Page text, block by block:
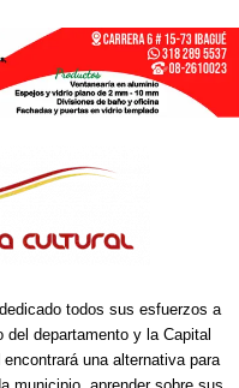
todos sus esfuerzos a
departamento y la Capital
una alternativa para